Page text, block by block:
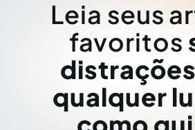
Leia seus
favoritos
distrações
qualquer